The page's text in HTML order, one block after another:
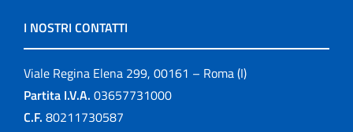
I NOSTRI CONTATTI
Viale Regina Elena 299, 00161 – Roma (I)
Partita I.V.A. 03657731000
C.F. 80211730587